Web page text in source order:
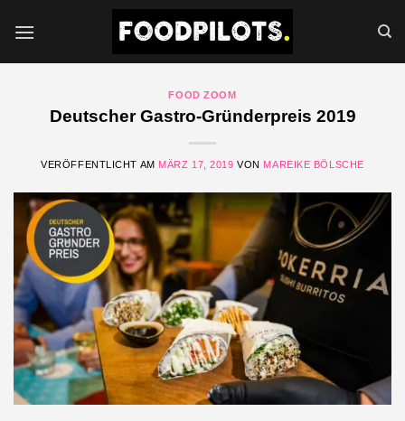
Inhalt
FOOD ZOOM
Deutscher Gastro-Gründerpreis 2019
VERÖFFENTLICHT AM MÄRZ 17, 2019 VON MAREIKE BÖLSCHE